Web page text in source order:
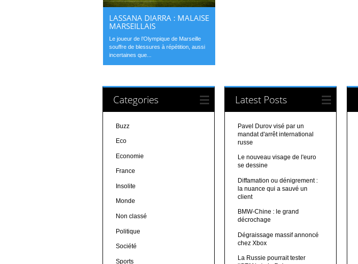
LASSANA DIARRA : MALAISE
MARSEILLAIS
Le joueur de l’Olympique de Marseille
souffre de blessures à répétition, aussi
incertaines que...
Categories
Buzz
Eco
Economie
France
Insolite
Monde
Non classé
Politique
Société
Sports
Latest Posts
Pavel Durov visé par un
mandat d'arrêt international
russe
Le nouveau visage de l'euro
se dessine
Diffamation ou dénigrement :
la nuance qui a sauvé un
client
BMW-Chine : le grand
décrochage
Dégraissage massif annoncé
chez Xbox
La Russie pourrait tester